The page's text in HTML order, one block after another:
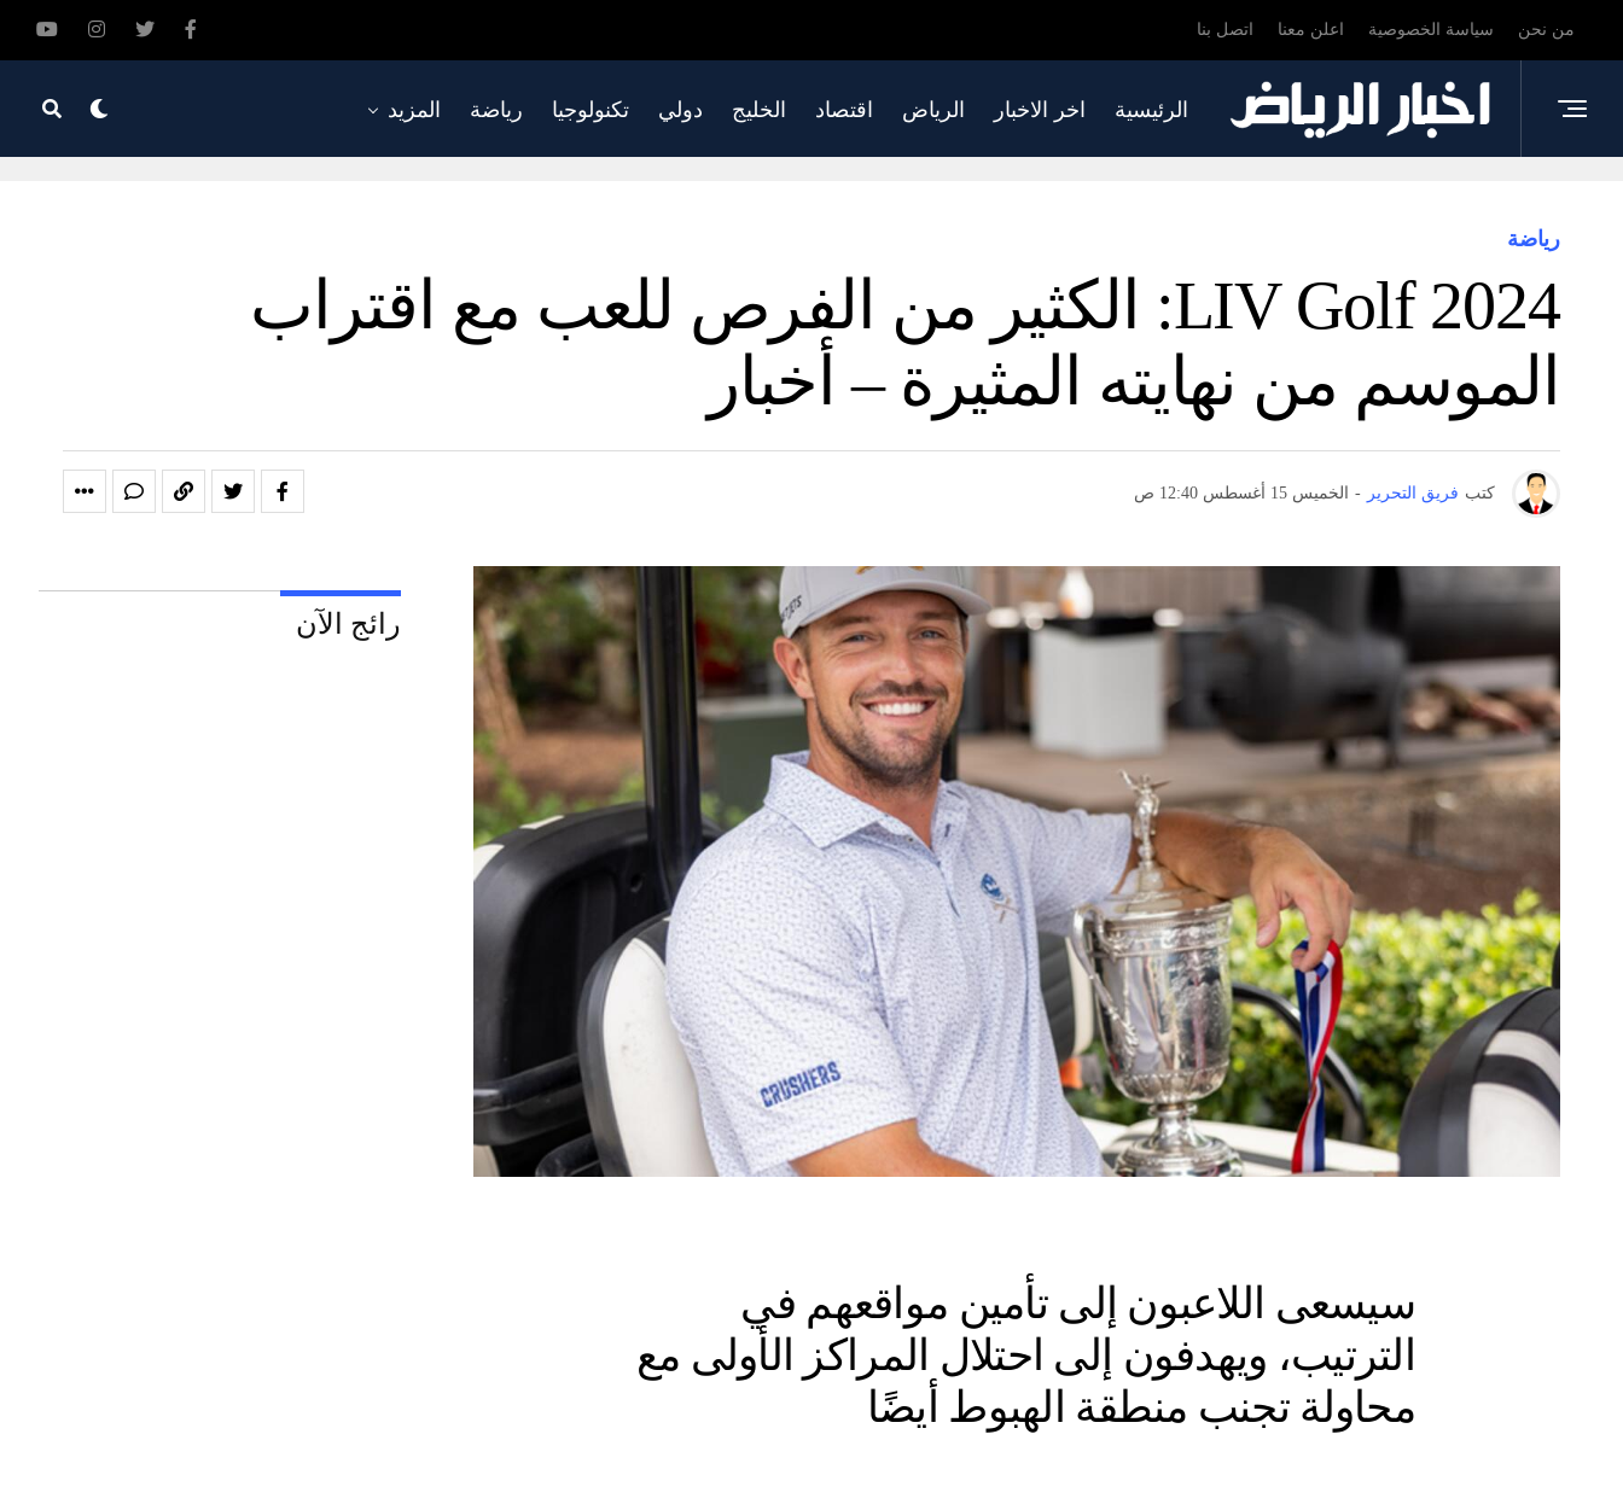
من نحن سياسة الخصوصية اعلن معنا اتصل بنا
الرئيسية اخر الاخبار الرياض اقتصاد الخليج دولي تكنولوجيا رياضة المزيد
رياضة
LIV Golf 2024: الكثير من الفرص للعب مع اقتراب
الموسم من نهايته المثيرة – أخبار
كتب فريق التحرير - الخميس 15 أغسطس 12:40 ص
سيسعى اللاعبون إلى تأمين مواقعهم في
الترتيب، ويهدفون إلى احتلال المراكز الأولى مع
محاولة تجنب منطقة الهبوط أيضًا
رائج الآن